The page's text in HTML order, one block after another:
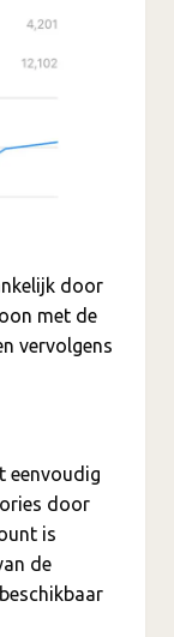
door
met de
vervolgens
eenvoudig
door
is
de